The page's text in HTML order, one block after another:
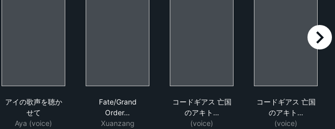
アイの歌声を聴か
せて
Aya (voice)
Fate/Grand
Order…
Xuanzang
コードギアス 亡国
のアキト…
(voice)
コードギアス 亡国
のアキト…
(voice)
right